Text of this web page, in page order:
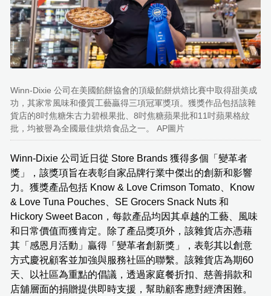
Winn-Dixie 公司在美國餡餅協會的頂級餡餅烘焙比賽中取得甜美成
功，其家常風味和優質工藝贏得三項冠軍獎項。獲獎作品包括該雜
貨店的8吋焦糖朱古力碧根果批、8吋焦糖蘋果批和11吋蘋果格紋
批，均被譽為全國最佳烘焙食品之一。 AP圖片
Winn-Dixie 公司近日從 Store Brands 獲得多個「變革者
獎」，該獎項旨在表彰自家品牌行業中傑出的創新和影響
力。獲獎產品包括 Know & Love Crimson Tomato、Know
& Love Tuna Pouches、SE Grocers Snack Nuts 和
Hickory Sweet Bacon，每款產品均因其卓越的工藝、風味
和日常價值而獲肯定。除了產品獎項外，該雜貨店亦憑藉
其「感恩月活動」贏得「變革者創新獎」，表彰其以創意
方式慶祝顧客並加強與服務社區的聯繫。該雜貨店為期60
天、以社區為重點的倡議，透過家庭餐折扣、慈善捐款和
店舖層面的捐贈提供即時支援，幫助顧客應對經濟困難。